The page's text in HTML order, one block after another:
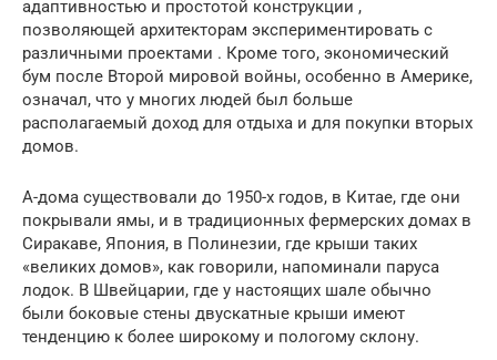
адаптивностью и простотой конструкции ,
позволяющей архитекторам экспериментировать с
различными проектами . Кроме того, экономический
бум после Второй мировой войны, особенно в Америке,
означал, что у многих людей был больше
располагаемый доход для отдыха и для покупки вторых
домов.
A-дома существовали до 1950-х годов, в Китае, где они
покрывали ямы, и в традиционных фермерских домах в
Сиракаве, Япония, в Полинезии, где крыши таких
«великих домов», как говорили, напоминали паруса
лодок. В Швейцарии, где у настоящих шале обычно
были боковые стены двускатные крыши имеют
тенденцию к более широкому и пологому склону.